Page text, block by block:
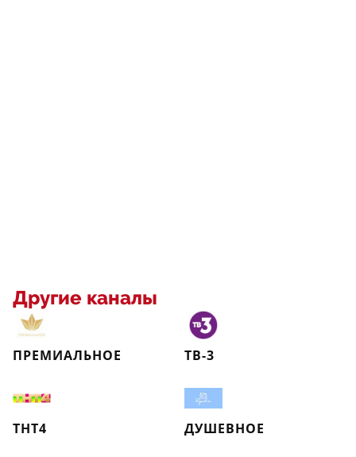
Другие каналы
ПРЕМИАЛЬНОЕ ТВ-3
ТНТ4 ДУШЕВНОЕ